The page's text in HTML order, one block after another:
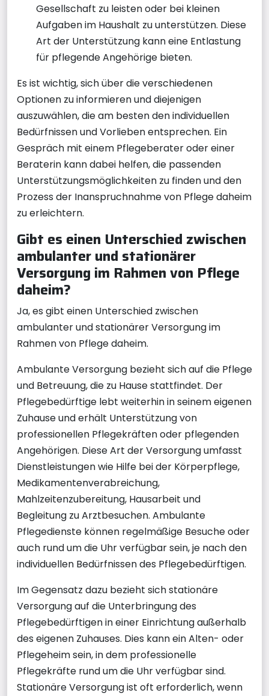
Gesellschaft zu leisten oder bei kleinen
Aufgaben im Haushalt zu unterstützen. Diese
Art der Unterstützung kann eine Entlastung
für pflegende Angehörige bieten.
Es ist wichtig, sich über die verschiedenen
Optionen zu informieren und diejenigen
auszuwählen, die am besten den individuellen
Bedürfnissen und Vorlieben entsprechen. Ein
Gespräch mit einem Pflegeberater oder einer
Beraterin kann dabei helfen, die passenden
Unterstützungsmöglichkeiten zu finden und den
Prozess der Inanspruchnahme von Pflege daheim
zu erleichtern.
Gibt es einen Unterschied zwischen
ambulanter und stationärer
Versorgung im Rahmen von Pflege
daheim?
Ja, es gibt einen Unterschied zwischen
ambulanter und stationärer Versorgung im
Rahmen von Pflege daheim.
Ambulante Versorgung bezieht sich auf die Pflege
und Betreuung, die zu Hause stattfindet. Der
Pflegebedürftige lebt weiterhin in seinem eigenen
Zuhause und erhält Unterstützung von
professionellen Pflegekräften oder pflegenden
Angehörigen. Diese Art der Versorgung umfasst
Dienstleistungen wie Hilfe bei der Körperpflege,
Medikamentenverabreichung,
Mahlzeitenzubereitung, Hausarbeit und
Begleitung zu Arztbesuchen. Ambulante
Pflegedienste können regelmäßige Besuche oder
auch rund um die Uhr verfügbar sein, je nach den
individuellen Bedürfnissen des Pflegebedürftigen.
Im Gegensatz dazu bezieht sich stationäre
Versorgung auf die Unterbringung des
Pflegebedürftigen in einer Einrichtung außerhalb
des eigenen Zuhauses. Dies kann ein Alten- oder
Pflegeheim sein, in dem professionelle
Pflegekräfte rund um die Uhr verfügbar sind.
Stationäre Versorgung ist oft erforderlich, wenn